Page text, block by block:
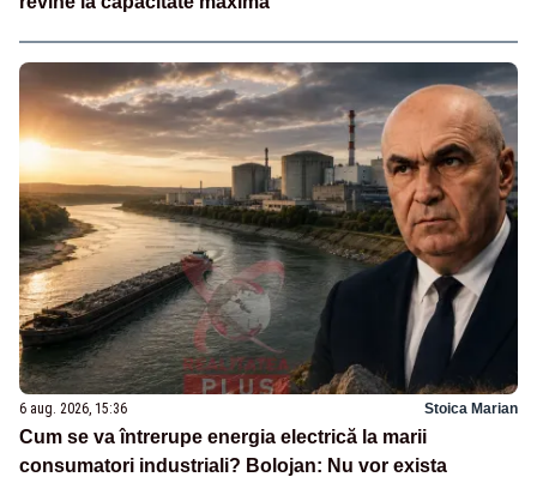
6 aug. 2026, 15:36 Stoica Marian
Cum se va întrerupe energia electrică la marii
consumatori industriali? Bolojan: Nu vor exista